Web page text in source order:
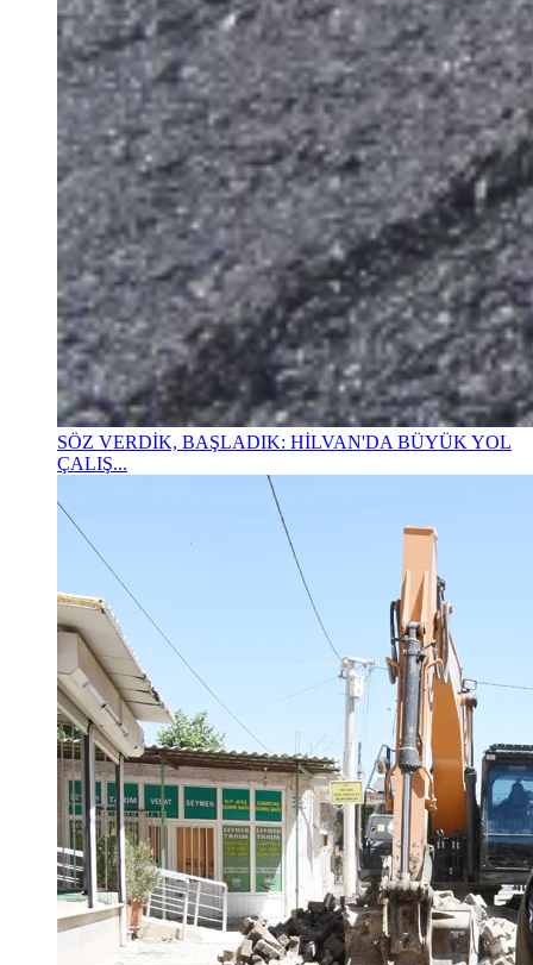
SÖZ VERDİK, BAŞLADIK: HİLVAN'DA BÜYÜK YOL
ÇALIŞ...